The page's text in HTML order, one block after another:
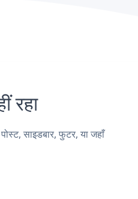
साइडबार, फुटर, या जहाँ